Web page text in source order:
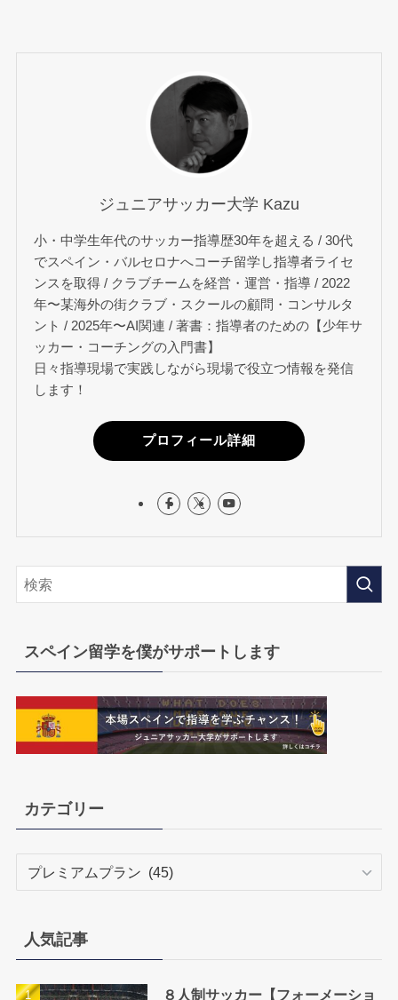
ジュニアサッカー大学 Kazu
小・中学生年代のサッカー指導歴30年を超える / 30代
でスペイン・バルセロナへコーチ留学し指導者ライセ
ンスを取得 / クラブチームを経営・運営・指導 / 2022
年〜某海外の街クラブ・スクールの顧問・コンサルタ
ント / 2025年〜AI関連 / 著書：指導者のための【少年サ
ッカー・コーチングの入門書】
日々指導現場で実践しながら現場で役立つ情報を発信
します！
プロフィール詳細
スペイン留学を僕がサポートします
カテゴリー
ー
人気記事
８人制サッカー【フォーメーショ